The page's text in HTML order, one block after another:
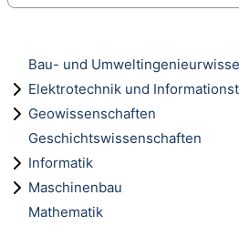
Bau- und
Elektrotechnik und
Geowissenschaften
Geschichtswissenschaften
Informatik
Maschinenbau
Mathematik